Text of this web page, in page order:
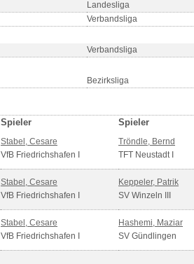
Landesliga
Verbandsliga
Verbandsliga
Bezirksliga
Spieler Spieler
Stabel, Cesare
VfB Friedrichshafen I
Tröndle, Bernd
TFT Neustadt I
Stabel, Cesare
VfB Friedrichshafen I
Keppeler, Patrik
SV Winzeln III
Stabel, Cesare
VfB Friedrichshafen I
Hashemi, Maziar
SV Gündlingen